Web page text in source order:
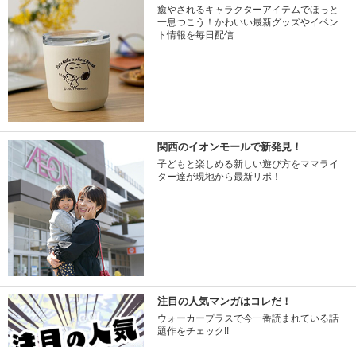
癒やされるキャラクターアイテムでほっと
一息つこう！かわいい最新グッズやイベン
ト情報を毎日配信
関西のイオンモールで新発見！
子どもと楽しめる新しい遊び方をママライ
ター達が現地から最新リポ！
注目の人気マンガはコレだ！
ウォーカープラスで今一番読まれている話
題作をチェック!!